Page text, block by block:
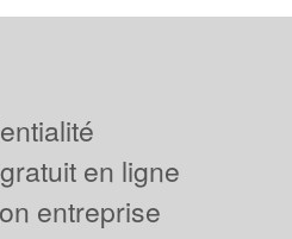
en ligne
entreprise